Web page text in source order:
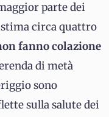
parte dei
stima circa quattro
fanno colazione
di metà
sono
sulla salute dei